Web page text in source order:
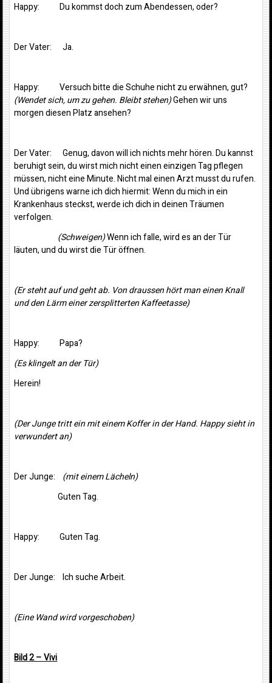
Happy: Du kommst doch zum Abendessen, oder?
Der Vater: Ja.
Happy: Versuch bitte die Schuhe nicht zu erwähnen, gut?
(Wendet sich, um zu gehen. Bleibt stehen)Gehen wir uns
morgen diesen Platz ansehen?
Der Vater: Genug, davon will ich nichts mehr hören. Du kannst
beruhigt sein, du wirst mich nicht einen einzigen Tag pflegen
müssen, nicht eine Minute. Nicht mal einen Arzt musst du rufen.
Und übrigens warne ich dich hiermit: Wenn du mich in ein
Krankenhaus steckst, werde ich dich in deinen Träumen
verfolgen.
(Schweigen)Wenn ich falle, wird es an der Tür
läuten, und du wirst die Tür öffnen.
(Er steht auf und geht ab. Von draussen hört man einen Knall
und den Lärm einer zersplitterten Kaffeetasse)
Happy: Papa?
(Es klingelt an der Tür)
Herein!
(Der Junge tritt ein mit einem Koffer in der Hand. Happy sieht in
verwundert an)
Der Junge: (mit einem Lächeln)
Guten Tag.
Happy: Guten Tag.
Der Junge: Ich suche Arbeit.
(Eine Wand wird vorgeschoben)
Bild 2 – Vivi